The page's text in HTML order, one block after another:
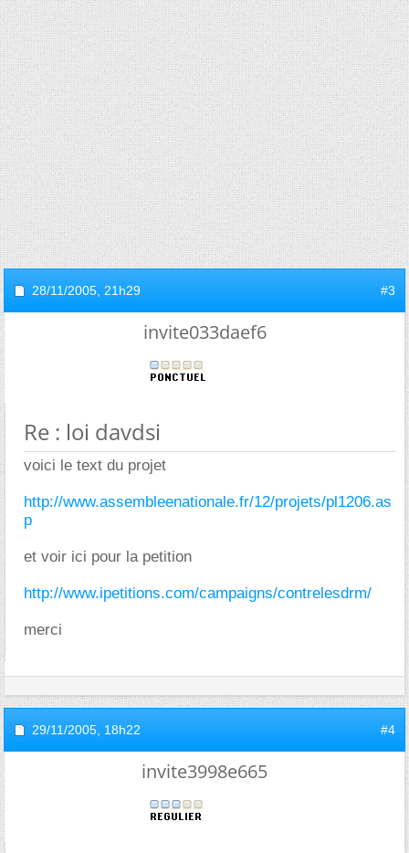
28/11/2005, 21h29 #3
invite033daef6
Re : loi davdsi
voici le text du projet
http://www.assembleenationale.fr/12/projets/pl1206.as
p
et voir ici pour la petition
http://www.ipetitions.com/campaigns/contrelesdrm/
merci
29/11/2005, 18h22 #4
invite3998e665